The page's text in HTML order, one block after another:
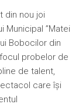
din nou joi
Municipal ”Matei
Bobocilor din
probelor de
de talent,
care își